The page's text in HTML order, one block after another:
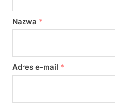
Nazwa *
Adres e-mail *